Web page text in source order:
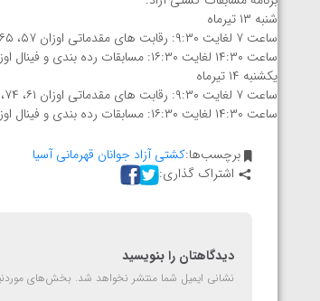
شنبه ۱۳ تیرماه
ساعت ۷ لغایت ۹:۳۰: رقابت های مقدماتی اوزان ۵۷، ۶۵، ۷۰، ۷۹ و ۹۷ کیلوگرم کشتی آزاد
ساعت ۱۴:۳۰ لغایت ۱۶:۳۰: مسابقات رده بندی و فینال اوزان فوق
یکشنبه ۱۴ تیرماه
ساعت ۷ لغایت ۹:۳۰: رقابت های مقدماتی اوزان ۶۱، ۷۴، ۸۶، ۹۲ و ۱۲۵ کیلوگرم کشتی آزاد
ساعت ۱۴:۳۰ لغایت ۱۶:۳۰: مسابقات رده بندی و فینال اوزان فوق
برچسب‌ها:کشتی آزاد جوانان قهرمانی آسیا
اشتراک گذاری:
دیدگاهتان را بنویسید
نشانی ایمیل شما منتشر نخواهد شد. بخش‌های